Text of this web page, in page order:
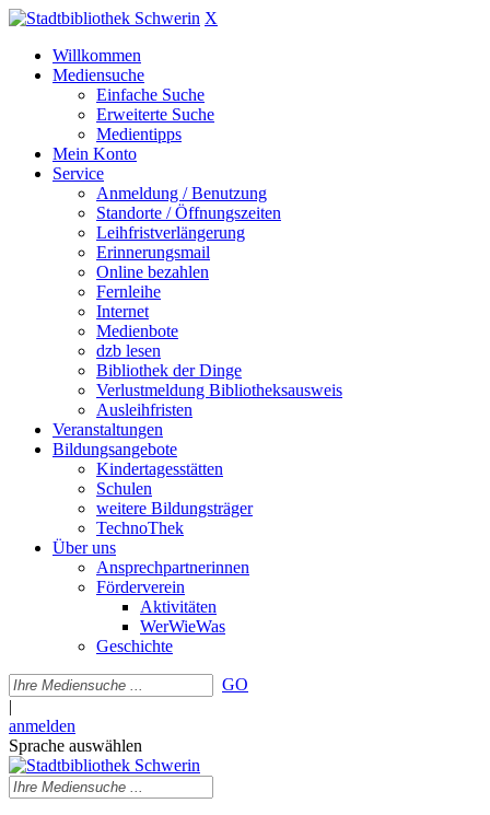
X
Willkommen
Mediensuche
Einfache Suche
Erweiterte Suche
Medientipps
Mein Konto
Service
Anmeldung / Benutzung
Standorte / Öffnungszeiten
Leihfristverlängerung
Erinnerungsmail
Online bezahlen
Fernleihe
Internet
Medienbote
dzb lesen
Bibliothek der Dinge
Verlustmeldung Bibliotheksausweis
Ausleihfristen
Veranstaltungen
Bildungsangebote
Kindertagesstätten
Schulen
weitere Bildungsträger
TechnoThek
Über uns
Ansprechpartnerinnen
Förderverein
Aktivitäten
WerWieWas
Geschichte
GO
|
anmelden
Sprache auswählen